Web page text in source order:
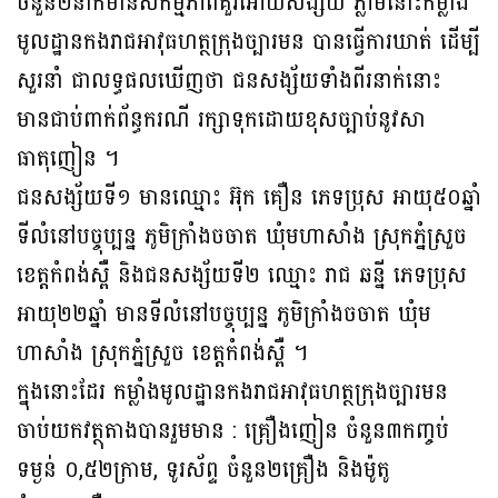
មូលដ្ឋានកងរាជអាវុធហត្ថក្រុងច្បារមន បានធ្វើការឃាត់ ដើម្បី
សួរនាំ ជាលទ្ធផលឃើញថា ជនសង្ស័យទាំងពីរនាក់នោះ
មានជាប់ពាក់ព័ន្ធករណី រក្សាទុកដោយខុសច្បាប់នូវសា
ធាតុញៀន ។
ជនសង្ស័យទី១ មានឈ្មោះ អ៊ុក គឿន ភេទប្រុស អាយុ៥០ឆ្នាំ
ទីលំនៅបច្ចុប្បន្ន ភូមិក្រាំងចចាត ឃុំមហាសាំង ស្រុកភ្នំស្រួច
ខេត្តកំពង់ស្ពឺ និងជនសង្ស័យទី២ ឈ្មោះ រាជ ឆន្នី ភេទប្រុស
អាយុ២២ឆ្នាំ មានទីលំនៅបច្ចុប្បន្ន ភូមិក្រាំងចចាត ឃុំម
ហាសាំង ស្រុកភ្នំស្រួច ខេត្តកំពង់ស្ពឺ ។
ក្នុងនោះដែរ កម្លាំងមូលដ្ឋានកងរាជអាវុធហត្ថក្រុងច្បារមន
ចាប់យកវត្ថុតាងបានរួមមាន : គ្រឿងញៀន ចំនួន៣កញ្ចប់
ទម្ងន់ ០,៥២ក្រាម, ទូរស័ព្ទ ចំនួន២គ្រឿង និងម៉ូតូ